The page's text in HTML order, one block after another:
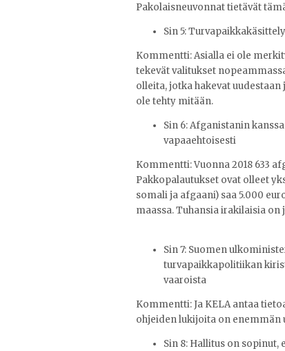
Pakolaisneuvonnat tietävät
Sin 5:
Kommentti: Asialla ei ole
tekevät valitukset
olleita, jotka hakevat
ole tehty mitään.
Sin 6:Afganistanin
vapaaehtoisesti
Kommentti: Vuonna 2018 633
Pakkopalautukset ovat olleet
somali ja afgaani) saa 5.000
maassa. Tuhansia irakilaisia
Sin 7: Suomen
turvapaikkapolitiikan
vaaroista
Kommentti: Ja KELA antaa
ohjeiden lukijoita on enemmän
Sin 8: Hallitus on sopinut,